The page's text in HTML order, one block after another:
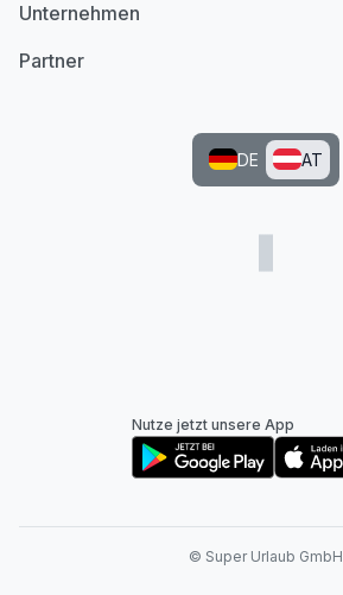
Unternehmen
Partner
DE AT
Nutze jetzt unsere App
© Super Urlaub GmbH